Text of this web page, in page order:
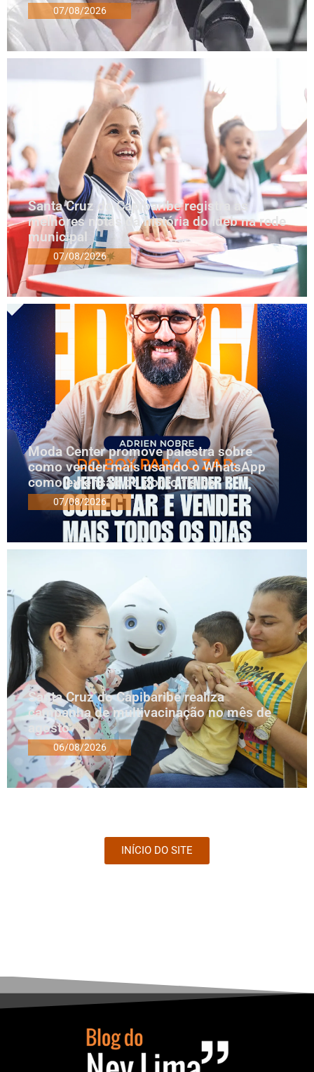
07/08/2026
Santa Cruz do Capibaribe registra as
melhores notas da história do Ideb na rede
municipal
07/08/2026
Moda Center promove palestra sobre
como vender mais usando o WhatsApp
como extensão do ponto físico
07/08/2026
Santa Cruz do Capibaribe realiza
campanha de multivacinação no mês de
agosto
06/08/2026
INÍCIO DO SITE